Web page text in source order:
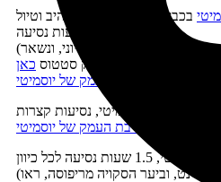
בכביש מעבר טיוגה המרהיב וטיול
(הכביש נפתח בדרך כלל בסוף מאי, אך לעתים רק בסוף יוני, ונשאר
בדרך כלל. אפשר לבדוק סטטוס כאן
לינה, בקרבת העמק של יוסמיטי
טיול בעמק יוסמיטי, נסיעות קצרות
לינה, בקרבת העמק של יוסמיטי
1.5 שעות נסיעה לכל כיוון
(כדאי לבקר ביום זה בגליישר פוינט, וביער הסקויה מריפוסה, ראו